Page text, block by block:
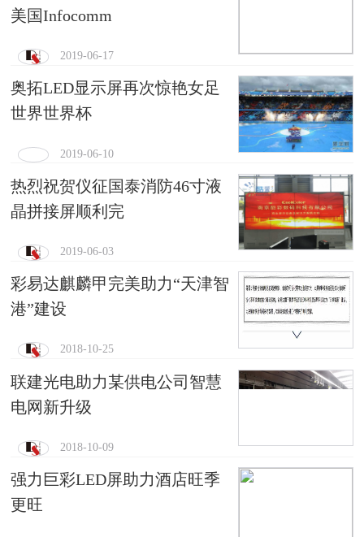
美国Infocomm
2019-06-17
奥拓LED显示屏再次惊艳女足
世界世界杯
2019-06-10
热烈祝贺仪征国泰消防46寸液
晶拼接屏顺利完
2019-06-03
彩易达麒麟甲完美助力“天津智
港”建设
2018-10-25
联建光电助力某供电公司智慧
电网新升级
2018-10-09
强力巨彩LED屏助力酒店旺季
更旺